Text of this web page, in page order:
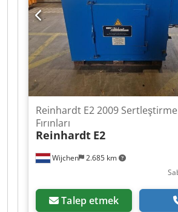
Wijchen 2.685 km
Reinhardt E2 2009 Sertleştirme
Fırınları
Reinhardt E2
Talep etmek